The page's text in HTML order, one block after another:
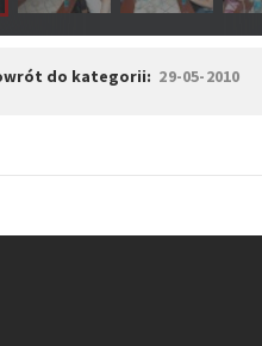
do kategorii: 29-05-2010